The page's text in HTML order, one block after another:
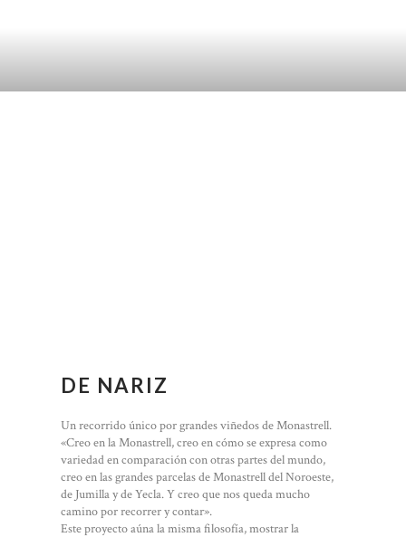
DE NARIZ
Un recorrido único por grandes viñedos de Monastrell.
«Creo en la Monastrell, creo en cómo se expresa como
variedad en comparación con otras partes del mundo,
creo en las grandes parcelas de Monastrell del Noroeste,
de Jumilla y de Yecla. Y creo que nos queda mucho
camino por recorrer y contar».
Este proyecto aúna la misma filosofía, mostrar la